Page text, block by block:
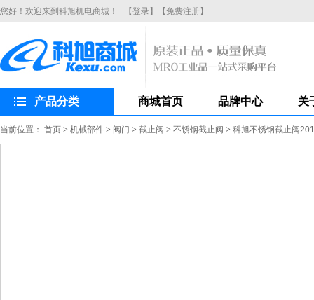
您好！欢迎来到科旭机电商城！ 【登录】 【免费注册】
产品分类 商城首页 品牌中心 关
当前位置： 首页 > 机械部件 > 阀门 > 截止阀 > 不锈钢截止阀 > 科旭不锈钢截止阀